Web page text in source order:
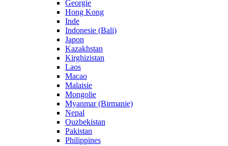
Georgie
Hong Kong
Inde
Indonesie (Bali)
Japon
Kazakhstan
Kirghizistan
Laos
Macao
Malaisie
Mongolie
Myanmar (Birmanie)
Nepal
Ouzbekistan
Pakistan
Philippines